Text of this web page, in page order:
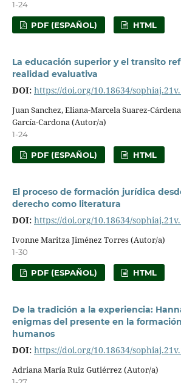
1-24
PDF (ESPAÑOL) HTML
La educación superior y el transito
realidad evaluativa
DOI: https://doi.org/10.18634/
Juan Sanchez, Eliana-Marcela Suarez-
García-Cardona (Autor/a)
1-24
PDF (ESPAÑOL) HTML
El proceso de formación jurídica
derecho como literatura
DOI: https://doi.org/10.18634/
Ivonne Maritza Jiménez Torres (Autor/a)
1-30
PDF (ESPAÑOL) HTML
De la tradición a la experiencia:
enigmas del presente en la
humanos
DOI: https://doi.org/10.18634/
Adriana María Ruiz Gutiérrez (Autor/a)